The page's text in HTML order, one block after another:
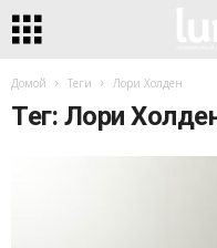
Домой Теги Лори Холден
Тег: Лори